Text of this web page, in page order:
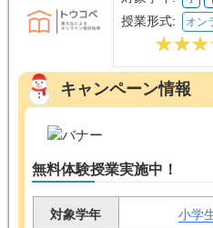
授業形式: オン
キャンペーン情報
無料体験授業実施中！
対象学年 小学